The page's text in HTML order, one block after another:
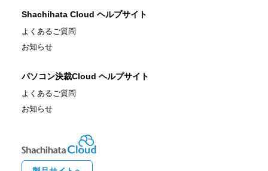
Shachihata Cloud ヘルプサイト
よくあるご質問
お知らせ
パソコン決裁Cloud ヘルプサイト
よくあるご質問
お知らせ